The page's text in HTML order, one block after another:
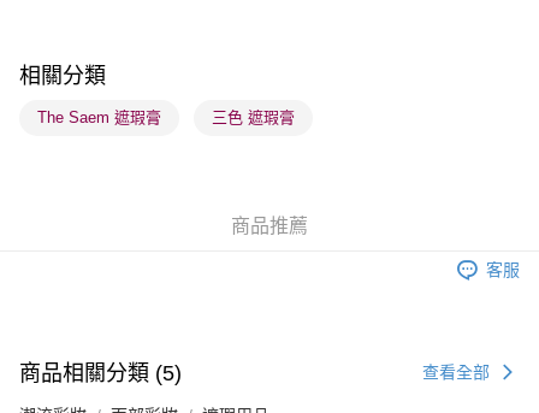
順豐站及營業點 - 確認發貨後1-3個工作天送達
(澳門門市) 只顯示可選門市。確認發貨後2-5個工作天到店，3天內
取。逾期會取消訂單，並不會安排重寄
相關分類
The Saem 遮瑕膏 三色 遮瑕膏
商品推薦
客服
商品相關分類 (5) 查看全部